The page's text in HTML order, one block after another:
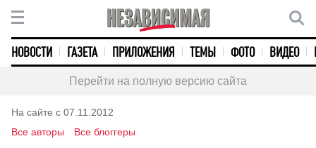
НОВОСТИ ГАЗЕТА ПРИЛОЖЕНИЯ ТЕМЫ ФОТО ВИДЕО
Перейти на полную версию сайта
На сайте с 07.11.2012
Все авторы
Все блоггеры